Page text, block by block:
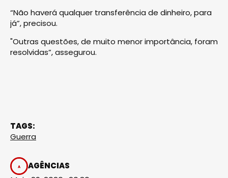
“Não haverá qualquer transferência de dinheiro, para
já”, precisou.
"Outras questões, de muito menor importância, foram
resolvidas”, assegurou.
TAGS:
Guerra
AGÊNCIAS